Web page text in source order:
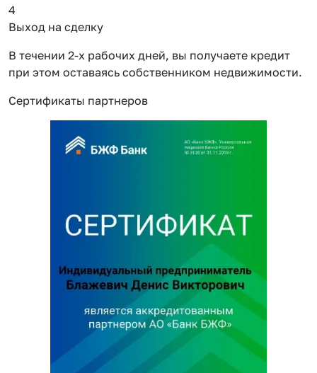
4
Выход на сделку
В течении 2-х рабочих дней, вы получаете кредит
при этом оставаясь собственником недвижимости.
Сертификаты партнеров